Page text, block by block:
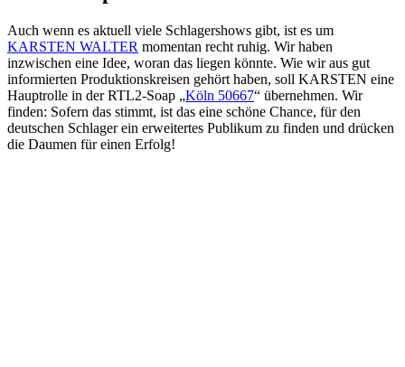
Auch wenn es aktuell viele Schlagershows gibt, ist es um
KARSTEN WALTER momentan recht ruhig. Wir haben
inzwischen eine Idee, woran das liegen könnte. Wie wir aus gut
informierten Produktionskreisen gehört haben, soll KARSTEN eine
Hauptrolle in der RTL2-Soap „Köln 50667“ übernehmen. Wir
finden: Sofern das stimmt, ist das eine schöne Chance, für den
deutschen Schlager ein erweitertes Publikum zu finden und drücken
die Daumen für einen Erfolg!